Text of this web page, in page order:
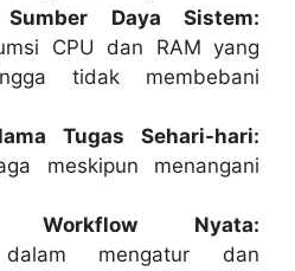
Sumber Daya Sistem:
CPU dan RAM yang
tidak membebani
Tugas Sehari-hari:
meskipun menangani
Workflow Nyata:
dalam mengatur dan